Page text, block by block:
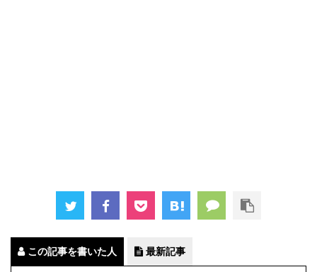
この記事を書いた人 最新記事